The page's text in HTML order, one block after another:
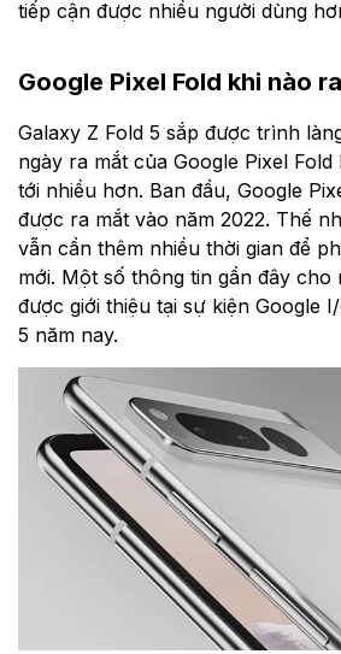
tiếp cận được nhiều người dùng
Google Pixel Fold khi nào
Galaxy Z Fold 5 sắp được trình
ngày ra mắt của Google Pixel
tới nhiều hơn. Ban đầu, Google
được ra mắt vào năm 2022. Thế
vẫn cần thêm nhiều thời gian để
mới. Một số thông tin gần đây cho
được giới thiệu tại sự kiện Google
5 năm nay.